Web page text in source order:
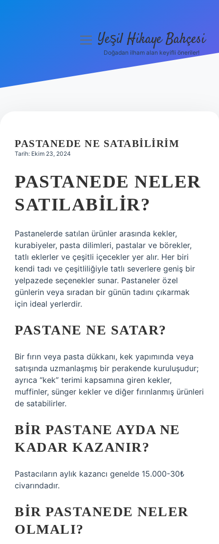
Hakkımızda
menüyüYeşil Hikaye Bahçesi
Doğadan ilham alan keyifli öneriler!
PASTANEDE NE SATABILIRIM
Tarih: Ekim 23, 2024
PASTANEDE NELER
SATILABILIR?
Pastanelerde satılan ürünler arasında kekler,
kurabiyeler, pasta dilimleri, pastalar ve börekler,
tatlı eklerler ve çeşitli içecekler yer alır. Her biri
kendi tadı ve çeşitliliğiyle tatlı severlere geniş bir
yelpazede seçenekler sunar. Pastaneler özel
günlerin veya sıradan bir günün tadını çıkarmak
için ideal yerlerdir.
PASTANE NE SATAR?
Bir fırın veya pasta dükkanı, kek yapımında veya
satışında uzmanlaşmış bir perakende kuruluşudur;
ayrıca “kek” terimi kapsamına giren kekler,
muffinler, sünger kekler ve diğer fırınlanmış ürünleri
de satabilirler.
BIR PASTANE AYDA NE
KADAR KAZANIR?
Pastacıların aylık kazancı genelde 15.000-30₺
civarındadır.
BIR PASTANEDE NELER
OLMALI?